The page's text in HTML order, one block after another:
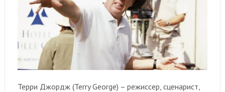
Терри Джордж (Terry George) – режиссер, сценарист,